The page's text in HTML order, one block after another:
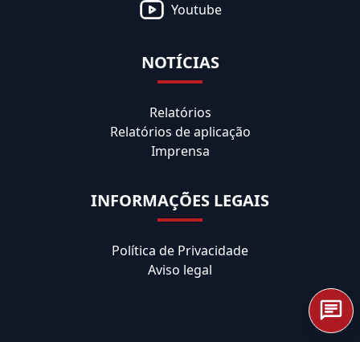
Youtube
NOTÍCIAS
Relatórios
Relatórios de aplicação
Imprensa
INFORMAÇÕES LEGAIS
Política de Privacidade
Aviso legal